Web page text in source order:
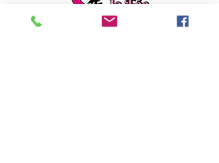
ladylafee.emilie@gmail.com